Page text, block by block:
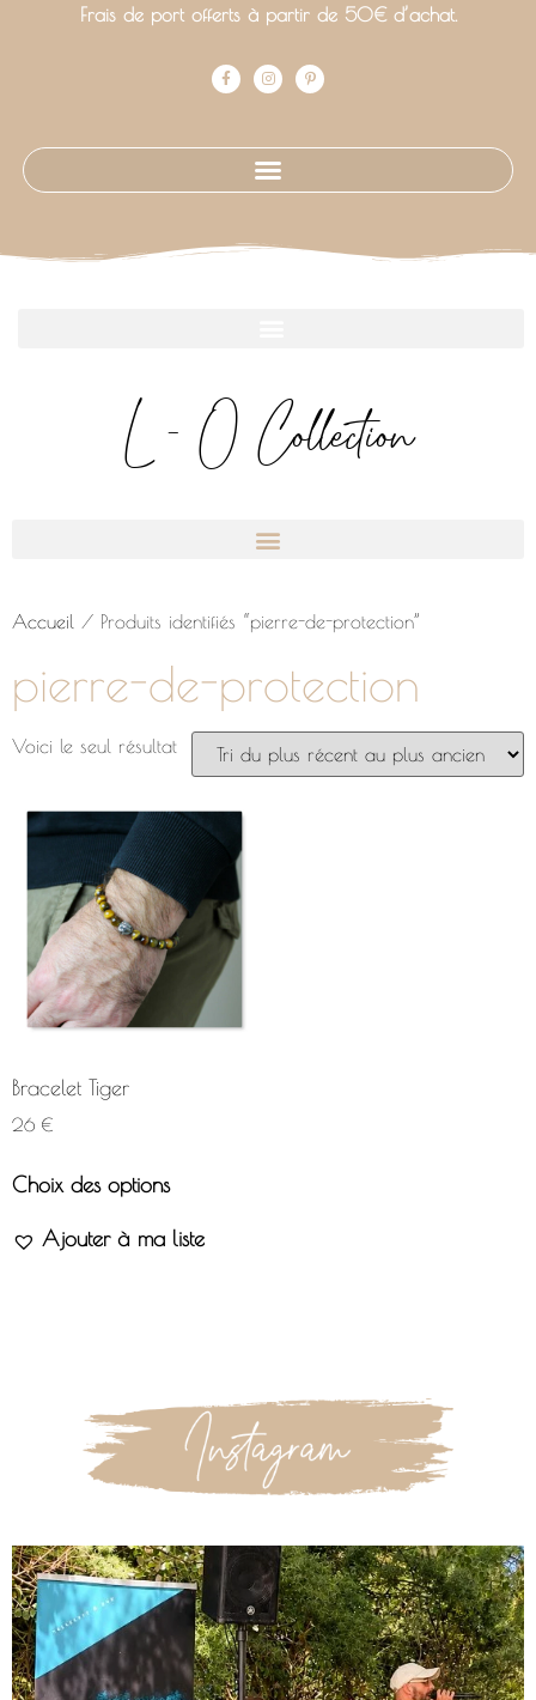
Frais de port offerts à partir de 50€ d’achat.
L - O Collection
Accueil / Produits identifiés “pierre-de-protection”
pierre-de-protection
Voici le seul résultat
Bracelet Tiger
26 €
Choix des options
Ajouter à ma liste